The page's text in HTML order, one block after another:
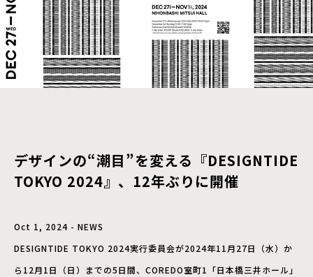
デザインの“潮目”を変える『DESIGNTIDE
TOKYO 2024』、12年ぶりに開催
Oct 1, 2024 - NEWS
DESIGNTIDE TOKYO 2024実行委員会が2024年11月27日（水）か
ら12月1日（日）までの5日間、COREDO室町1「日本橋三井ホール」